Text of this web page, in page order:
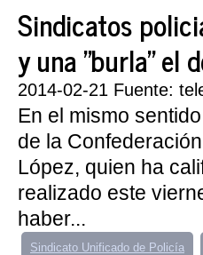
Sindicatos
y una "burla" el
2014-02-21 Fuente:
En el mismo
de la
López, quien ha
realizado este
haber...
Sindicato Unificado de Policía